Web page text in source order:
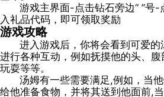
游戏主界面-点击钻石旁边“ ”号-
入礼品代码，即可领取奖励
游戏攻略
进入游戏后，你将会看到可爱
进行各种互动，例如抚摸他的头、腹
玩耍等等。
汤姆有一些需要满足,例如，当
给他准备食物，并将其送到他面前,